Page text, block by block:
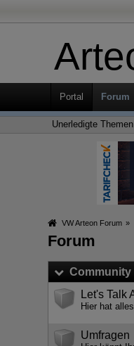
Portal Forum
Unerledigte Themen
VW Arteon Forum »
Forum
Community
Let's Talk
Hier hat
Umfragen